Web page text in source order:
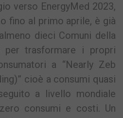
verso EnergyMed 2023,
fino al primo aprile, è già
dieci Comuni della
per trasformare i propri
a “Nearly Zeb
cioè a consumi quasi
a livello mondiale
consumi e costi. Un